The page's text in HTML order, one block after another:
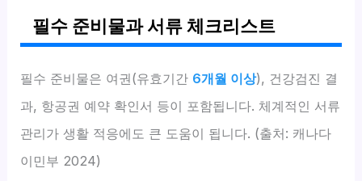
필수 준비물과 서류 체크리스트
필수 준비물은 여권(유효기간 6개월 이상), 건강검진 결
과, 항공권 예약 확인서 등이 포함됩니다. 체계적인 서류
관리가 생활 적응에도 큰 도움이 됩니다. (출처: 캐나다
이민부 2024)